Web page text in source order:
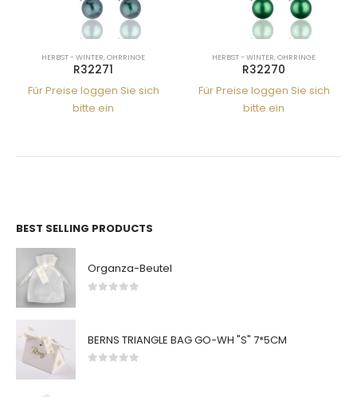
HERBST - WINTER,OHRRINGE
R32271
Für Preise loggen Sie sich
bitte ein
HERBST - WINTER,OHRRINGE
R32270
Für Preise loggen Sie sich
bitte ein
BEST SELLING PRODUCTS
Organza-Beutel
BERNS TRIANGLE BAG GO-WH "S" 7*5CM